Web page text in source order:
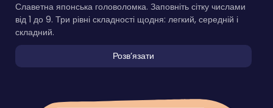
Славетна японська головоломка. Заповніть сітку числами
від 1 до 9. Три рівні складності щодня: легкий, середній і
складний.
Розвʼязати